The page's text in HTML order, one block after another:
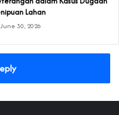
Lahan
June 30, 2026